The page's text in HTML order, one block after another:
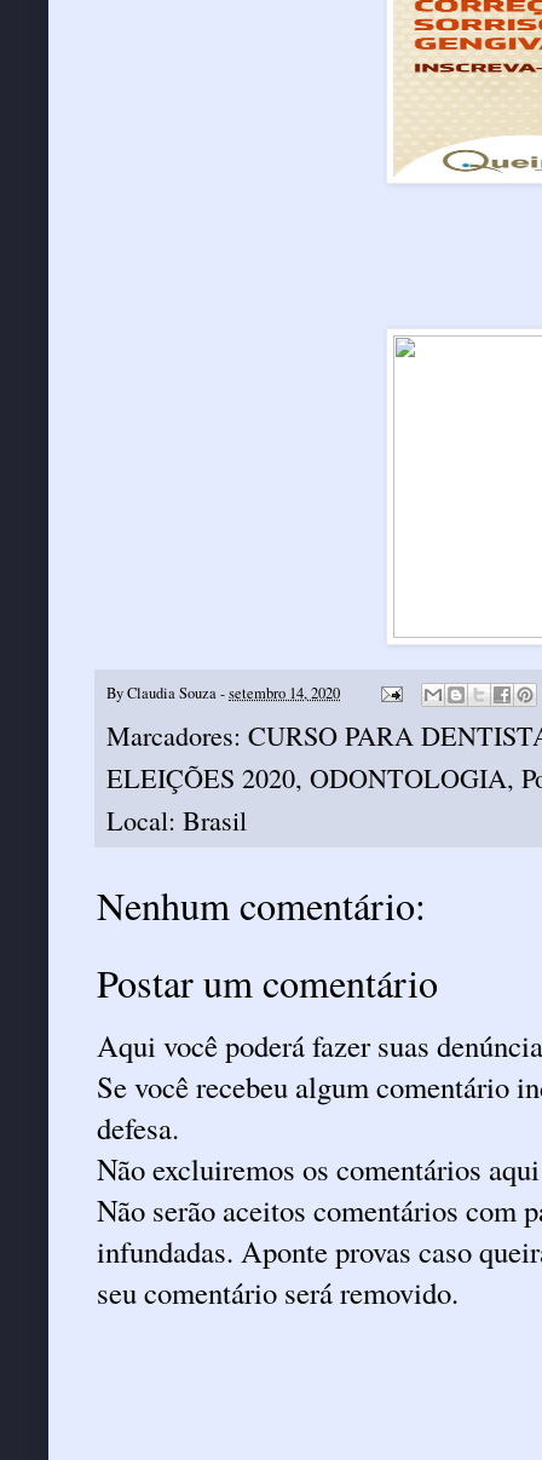
ByClaudia Souza-setembro 14, 2020
Marcadores: CURSO PARA
ELEIÇÕES 2020, ODONTOLOGIA,
Local: Brasil
Nenhum comentário:
Postar um comentário
Aqui você poderá fazer suas
Se você recebeu algum comentário
defesa.
Não excluiremos os comentários
Não serão aceitos comentários com
infundadas. Aponte provas caso
seu comentário será removido.